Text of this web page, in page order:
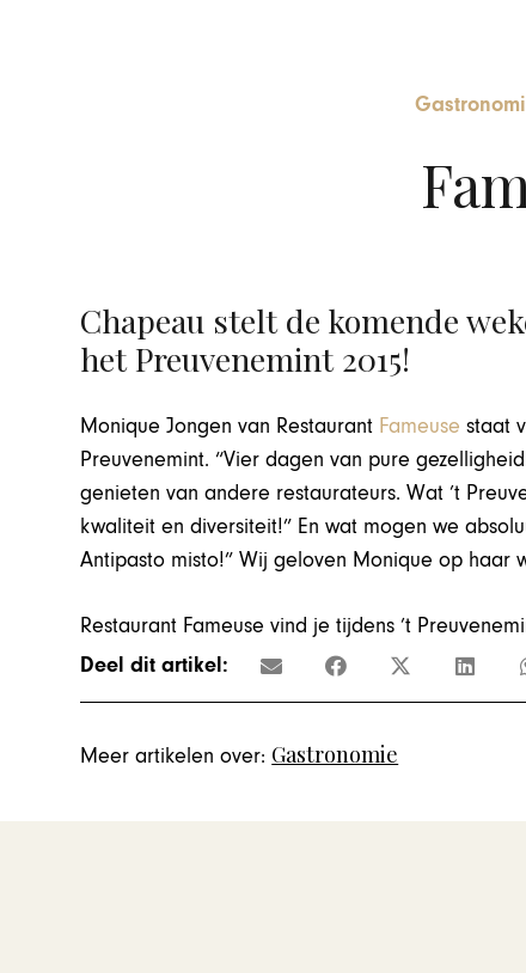
Chapeau stelt de komende
het Preuvenemint 2015!
Monique Jongen van Restaurant Fameuse staat
Preuvenemint. “Vier dagen van pure
genieten van andere restaurateurs. Wat ’t
kwaliteit en diversiteit!” En wat mogen we
Antipasto misto!” Wij geloven Monique op haar
Restaurant Fameuse vind je tijdens ’t
Deel dit artikel:
Meer artikelen over: Gastronomie